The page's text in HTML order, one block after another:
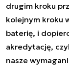
drugim kroku
kolejnym kroku
baterię, i
akredytację,
nasze